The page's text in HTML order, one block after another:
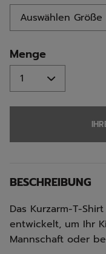
Menge
BESCHREIBUNG
Das Kurzarm-T-
entwickelt, um Ihr
Mannschaft oder